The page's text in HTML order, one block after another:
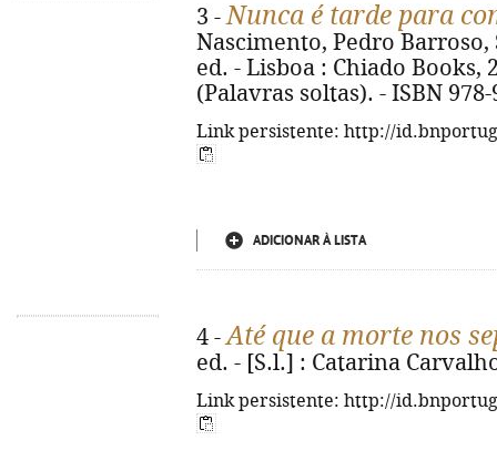
3 -Nunca é tarde para
Nascimento, Pedro Barroso,
ed. - Lisboa : Chiado Books,
(Palavras soltas). - ISBN 978-
Link persistente: http://
ADICIONAR À LISTA
4 -Até que a morte nos
ed. - [S.l.] : Catarina
Link persistente: http://